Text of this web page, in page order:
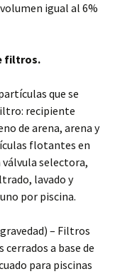
igual al 6%
filtros.
que se
recipiente
de arena, arena y
flotantes en
válvula selectora,
lavado y
por piscina.
– Filtros
cerrados a base de
para piscinas